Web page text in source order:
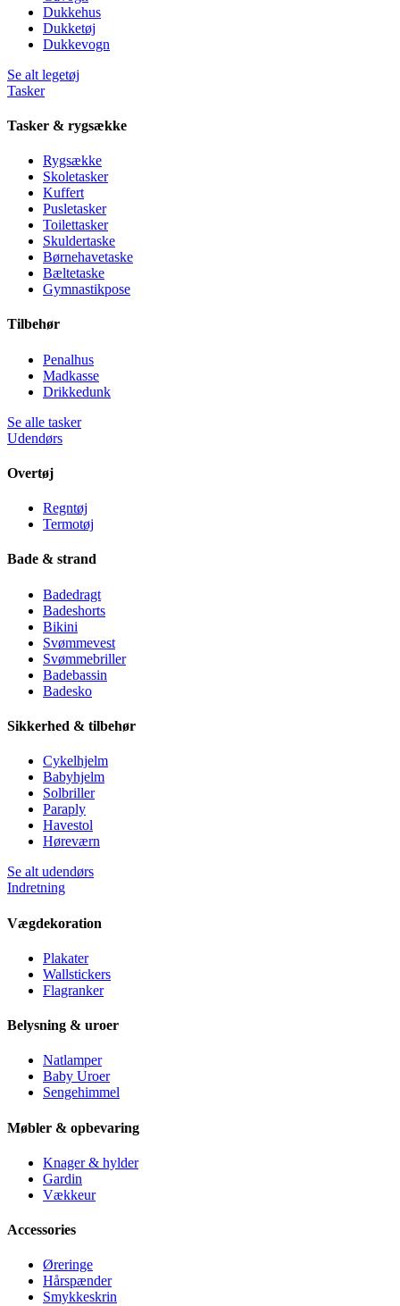
Dukkehus
Dukketøj
Dukkevogn
Se alt legetøj
Tasker
Tasker & rygsække
Rygsække
Skoletasker
Kuffert
Pusletasker
Toilettasker
Skuldertaske
Børnehavetaske
Bæltetaske
Gymnastikpose
Tilbehør
Penalhus
Madkasse
Drikkedunk
Se alle tasker
Udendørs
Overtøj
Regntøj
Termotøj
Bade & strand
Badedragt
Badeshorts
Bikini
Svømmevest
Svømmebriller
Badebassin
Badesko
Sikkerhed & tilbehør
Cykelhjelm
Babyhjelm
Solbriller
Paraply
Havestol
Høreværn
Se alt udendørs
Indretning
Vægdekoration
Plakater
Wallstickers
Flagranker
Belysning & uroer
Natlamper
Baby Uroer
Sengehimmel
Møbler & opbevaring
Knager & hylder
Gardin
Vækkeur
Accessories
Øreringe
Hårspænder
Smykkeskrin